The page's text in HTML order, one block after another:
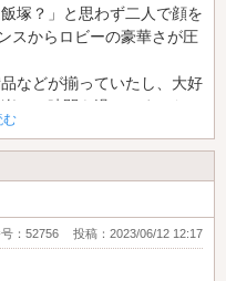
塚？」と思わず二人で顔を
スからロビーの豪華さが圧
などが揃っていたし、大好
しい時間を過ごせました！
む
：52756 投稿：2023/06/12 12:17